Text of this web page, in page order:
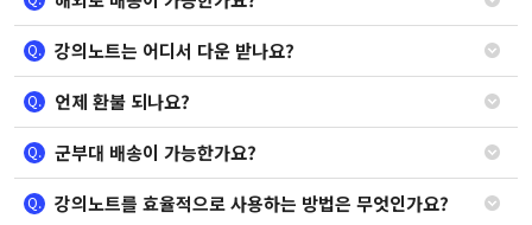
Q. 강의노트는 어디서 다운 받나요?
Q. 언제 환불 되나요?
Q. 군부대 배송이 가능한가요?
Q. 강의노트를 효율적으로 사용하는 방법은 무엇인가요?